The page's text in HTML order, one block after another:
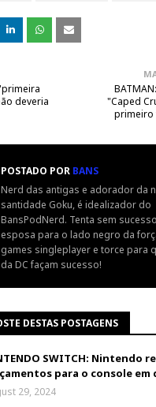
"Caped
primeiro
deveria
POSTADO POR BANS
Nerd das antigas e adorador da
santidade Goku, é idealizador do
BansPodNerd. Tenta sem
esposa para o lado negro da
games singleplayer e torce para
da DC façam sucesso!
DESTAS POSTAGENS
SWITCH: Nintendo
para o console
29, 2024